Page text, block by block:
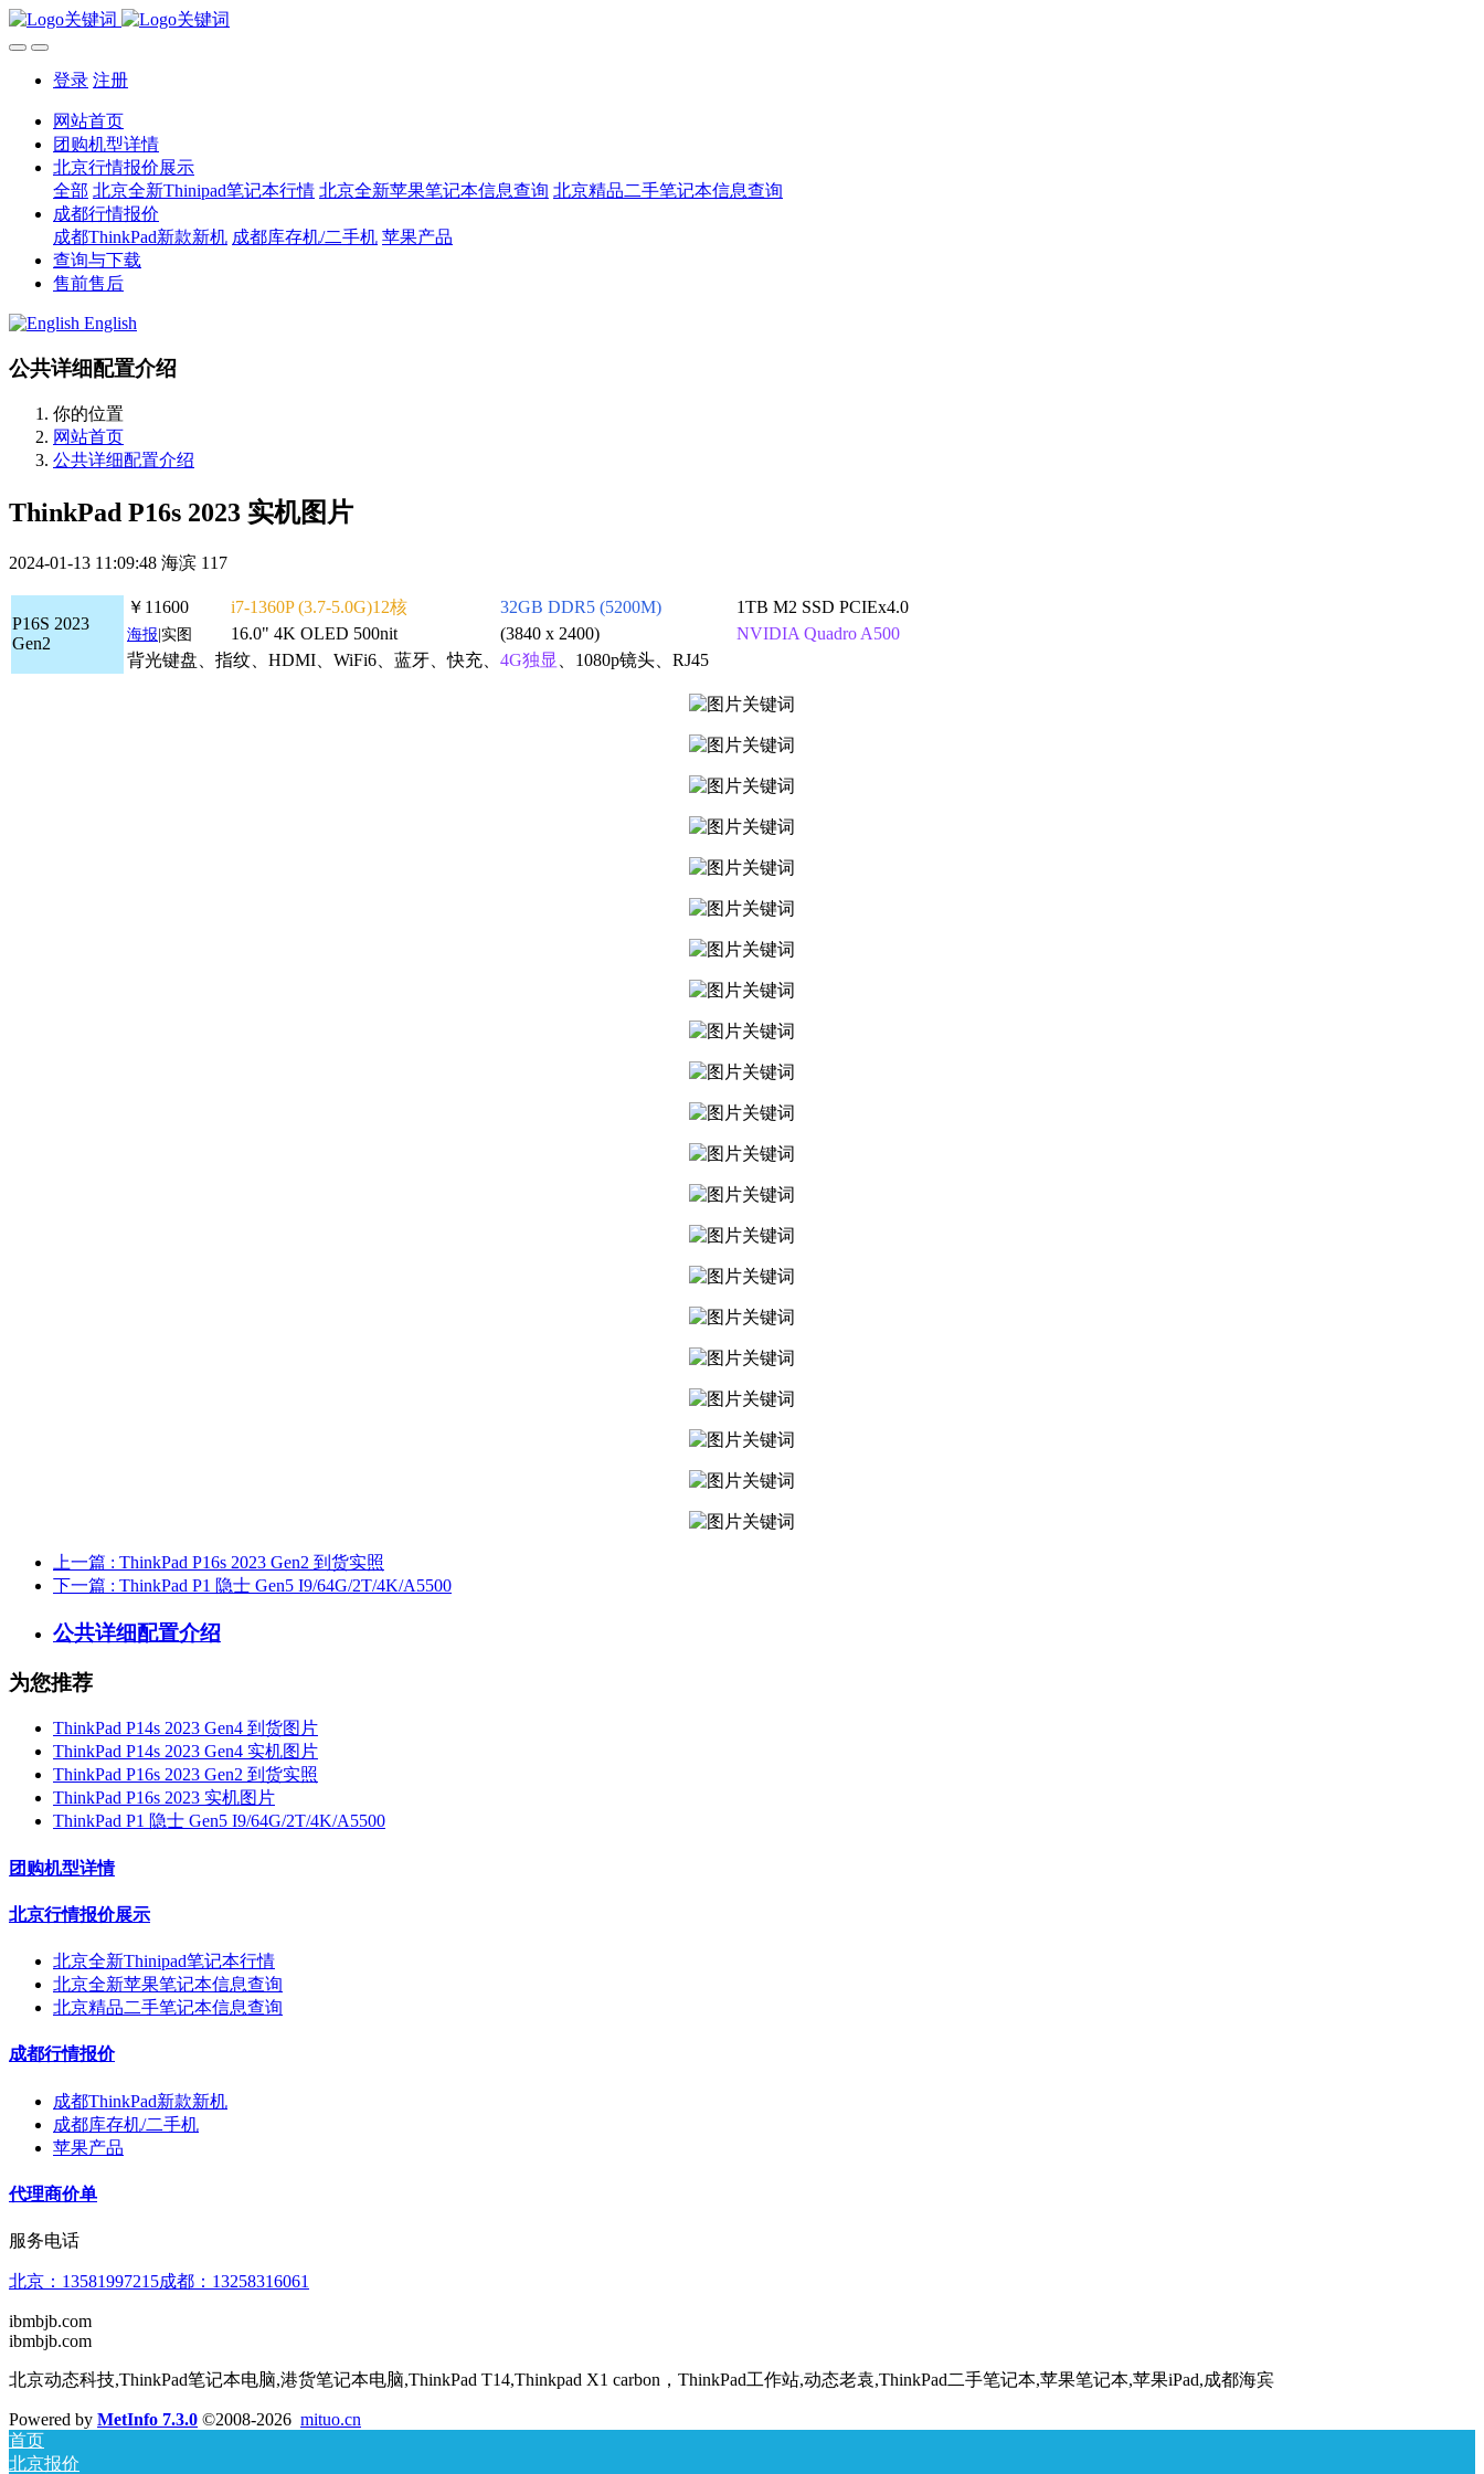
登录 注册
网站首页
团购机型详情
北京行情报价展示
全部 北京全新Thinipad笔记本行情 北京全新苹果笔记本信息查询 北京精品二手笔记本信息查询
成都行情报价
成都ThinkPad新款新机 成都库存机/二手机 苹果产品
查询与下载
售前售后
English
公共详细配置介绍
你的位置
网站首页
公共详细配置介绍
ThinkPad P16s 2023 实机图片
2024-01-13 11:09:48 海滨 117
P16S 2023
Gen2
￥11600 i7-1360P (3.7-5.0G)12核 32GB DDR5 (5200M) 1TB M2 SSD PCIEx4.0
海报 |实图 16.0" 4K OLED 500nit (3840 x 2400)
NVIDIA Quadro A500
背光键盘、指纹、HDMI、WiFi6、蓝牙、快充、 4G独显 、1080p镜头、RJ45
上一篇 : ThinkPad P16s 2023 Gen2 到货实照
下一篇 : ThinkPad P1 隐士 Gen5 I9/64G/2T/4K/A5500
公共详细配置介绍
为您推荐
ThinkPad P14s 2023 Gen4 到货图片
ThinkPad P14s 2023 Gen4 实机图片
ThinkPad P16s 2023 Gen2 到货实照
ThinkPad P16s 2023 实机图片
ThinkPad P1 隐士 Gen5 I9/64G/2T/4K/A5500
团购机型详情
北京行情报价展示
北京全新Thinipad笔记本行情
北京全新苹果笔记本信息查询
北京精品二手笔记本信息查询
成都行情报价
成都ThinkPad新款新机
成都库存机/二手机
苹果产品
代理商价单
服务电话
北京：13581997215⁣⁣⁣⁣成都：13258316061
ibmbjb.com
ibmbjb.com
北京动态科技,ThinkPad笔记本电脑,港货笔记本电脑,ThinkPad T14,Thinkpad X1 carbon，ThinkPad工作站,动态老袁,ThinkPad二手笔记本,苹果笔记本,苹果iPad,成都海宾
Powered by MetInfo 7.3.0 ©2008-2026 mituo.cn
首页
北京报价